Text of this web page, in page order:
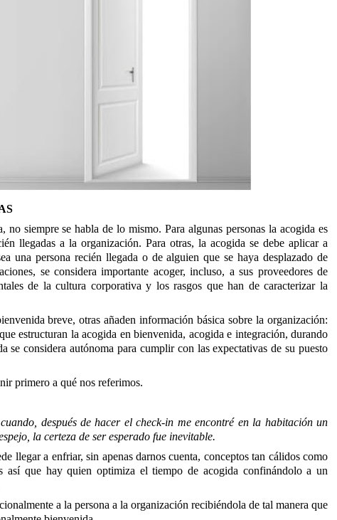
no siempre se habla de lo mismo. Para algunas personas la acogida es
llegadas a la organización. Para otras, la acogida se debe aplicar a
una persona recién llegada o de alguien que se haya desplazado de
se considera importante acoger, incluso, a sus proveedores de
de la cultura corporativa y los rasgos que han de caracterizar la
breve, otras añaden información básica sobre la organización:
estructuran la acogida en bienvenida, acogida e integración, durando
se considera autónoma para cumplir con las expectativas de su puesto
primero a qué nos referimos.
después de hacer el check-in me encontré en la habitación un
la certeza de ser esperado fue inevitable.
llegar a enfriar, sin apenas darnos cuenta, conceptos tan cálidos como
así que hay quien optimiza el tiempo de acogida confinándolo a un
a la persona a la organización recibiéndola de tal manera que